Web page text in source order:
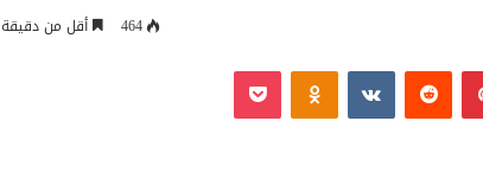
464 أقل من دقيقة
بينتيريست Odnoklassniki
‫Pocket